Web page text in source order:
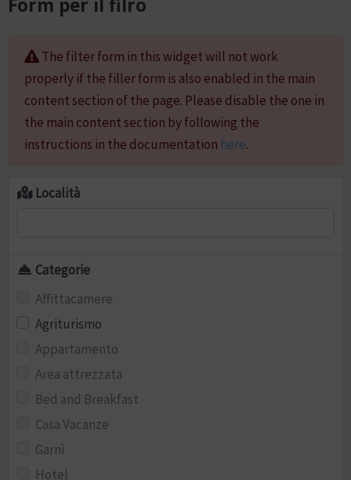
The filter form in this widget will not work
properly if the filler form is also enabled in the main
content section of the page. Please disable the one in
the main content section by following the
instructions in the documentation here.
Località
Categorie
Affittacamere
Agriturismo
Appartamento
Area attrezzata
Bed and Breakfast
Casa Vacanze
Garnì
Hotel